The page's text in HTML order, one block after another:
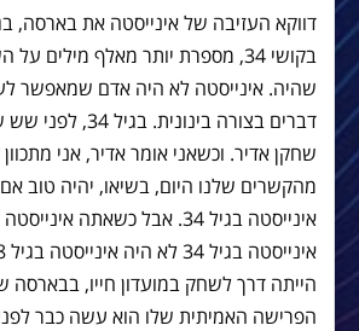
דווקא העזיבה של אינייסטה את בארסה,
בקושי 34, מספרת יותר מאלף מילים
שהיה. אינייסטה לא היה אדם שמאפשר
דברים בצורה
שחקן אדיר. וכשאני אומר אדיר, אני
מהקשרים שלנו היום, בשיאו, יהיה טוב
אינייסטה בגיל 34. אבל כשאתה
הייתה דרך לשחק במועדון חייו, בבארסה
הפרישה האמיתית שלו הוא עשה כבר